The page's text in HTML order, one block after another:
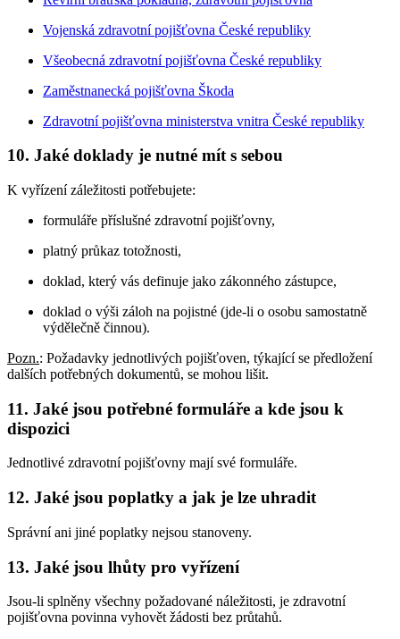
Vojenská zdravotní pojišťovna České republiky
Všeobecná zdravotní pojišťovna České republiky
Zaměstnanecká pojišťovna Škoda
Zdravotní pojišťovna ministerstva vnitra České republiky
10. Jaké doklady je nutné mít s sebou
K vyřízení záležitosti potřebujete:
formuláře příslušné zdravotní pojišťovny,
platný průkaz totožnosti,
doklad, který vás definuje jako zákonného zástupce,
doklad o výši záloh na pojistné (jde-li o osobu samostatně
výdělečně činnou).
Pozn.: Požadavky jednotlivých pojišťoven, týkající se předložení
dalších potřebných dokumentů, se mohou lišit.
11. Jaké jsou potřebné formuláře a kde jsou k
dispozici
Jednotlivé zdravotní pojišťovny mají své formuláře.
12. Jaké jsou poplatky a jak je lze uhradit
Správní ani jiné poplatky nejsou stanoveny.
13. Jaké jsou lhůty pro vyřízení
Jsou-li splněny všechny požadované náležitosti, je zdravotní
pojišťovna povinna vyhovět žádosti bez průtahů.